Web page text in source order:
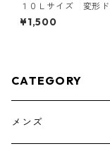
１０Ｌサイズ 変形
花柄 ボウタイブラ
フホワイト KAE-
¥1,500
CATEGORY
メンズ